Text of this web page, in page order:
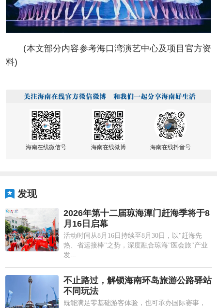
(本文部分内容参考海口湾演艺中心及项目官方资
料)
海南在线微信号 海南在线微博 海南在线抖音号
发现
2026年第十二届琼海潭门赶海季将于8
月16日启幕
活动时间从8月16日持续至8月30日，以"赶海先
热、省运接棒"之势，深度融合琼海"医会旅"产业
发...
不止路过，解锁海南环岛旅游公路驿站
不同玩法
既能满足零基础游客体验，也可承办国际赛事，